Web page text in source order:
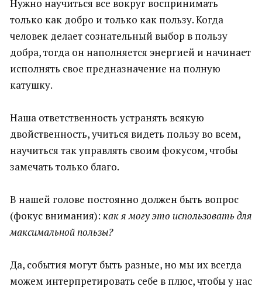
Нужно научиться все вокруг воспринимать
только как добро и только как пользу. Когда
человек делает сознательный выбор в пользу
добра, тогда он наполняется энергией и начинает
исполнять свое предназначение на полную
катушку.
Наша ответственность устранять всякую
двойственность, учиться видеть пользу во всем,
научиться так управлять своим фокусом, чтобы
замечать только благо.
В нашей голове постоянно должен быть вопрос
(фокус внимания): как я могу это использовать для
максимальной пользы?
Да, события могут быть разные, но мы их всегда
можем интерпретировать себе в плюс, чтобы у нас